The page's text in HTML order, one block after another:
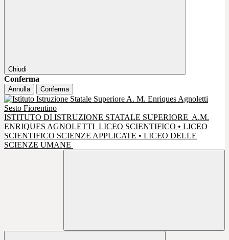
Chiudi
Conferma
Annulla Conferma
ISTITUTO DI ISTRUZIONE STATALE SUPERIORE A.M.
ENRIQUES AGNOLETTI LICEO SCIENTIFICO • LICEO
SCIENTIFICO SCIENZE APPLICATE • LICEO DELLE
SCIENZE UMANE